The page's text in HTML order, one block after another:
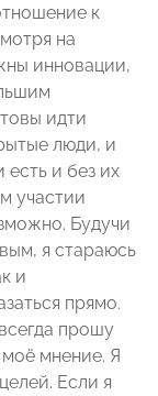
к
на
инновации,
идти
люди, и
есть и без их
участии
Будучи
я стараюсь
и
прямо.
прошу
моё мнение. Я
Если я